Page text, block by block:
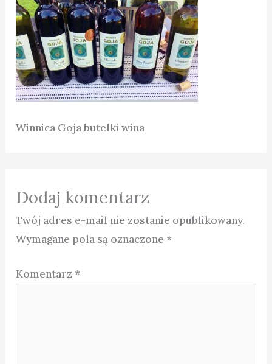
Winnica Goja butelki wina
Dodaj komentarz
Twój adres e-mail nie zostanie opublikowany.
Wymagane pola są oznaczone *
Komentarz *